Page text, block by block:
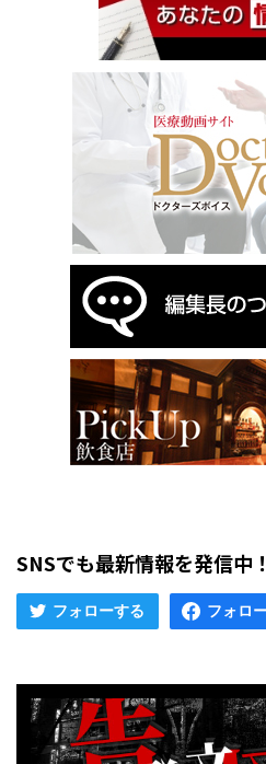
SNSでも最新情報を発信中！